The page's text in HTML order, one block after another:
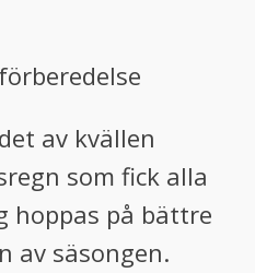
av kvällen
som fick alla
hoppas på bättre
av säsongen.